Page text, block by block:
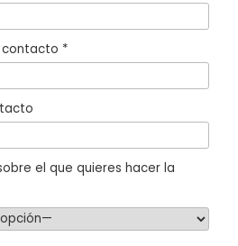
*
el que quieres hacer la